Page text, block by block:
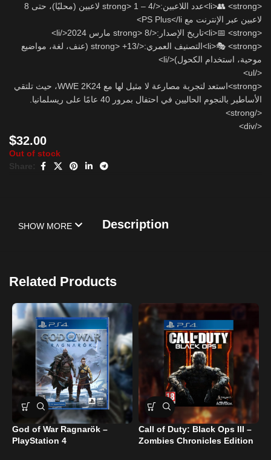
<li>👥 <strong>عدد اللاعبين:</strong> 1 – 4 لاعبين (محليًا)، حتى 8
لاعبين عبر الإنترنت مع PS Plus</li>
<li>📅 <strong>تاريخ الإصدار:</strong> 8 مارس 2024</li>
<li>🎭 <strong>التصنيف العمري:</strong> +13 (عنف، لغة، مواضيع
موحية، استخدام الكحول)</li>
</ul>
<strong>استعد لتجربة مصارعة لا مثيل لها مع WWE 2K24، حيث تلتقي
الأساطير بالنجوم الحاليين في احتفال بمرور 40 عامًا على ريسلمانيا.
</strong>
</div>
$32.00
Out of stock
Share:
Description
SHOW MORE
Related Products
God of War Ragnarök –
PlayStation 4
Call of Duty: Black Ops III –
Zombies Chronicles Edition